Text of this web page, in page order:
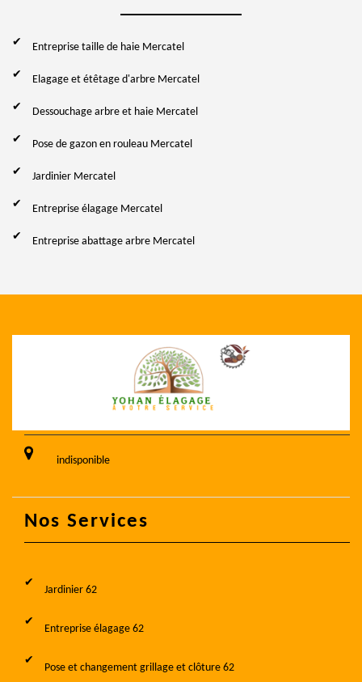
Entreprise taille de haie Mercatel
Elagage et étêtage d'arbre Mercatel
Dessouchage arbre et haie Mercatel
Pose de gazon en rouleau Mercatel
Jardinier Mercatel
Entreprise élagage Mercatel
Entreprise abattage arbre Mercatel
indisponible
Nos Services
Jardinier 62
Entreprise élagage 62
Pose et changement grillage et clôture 62